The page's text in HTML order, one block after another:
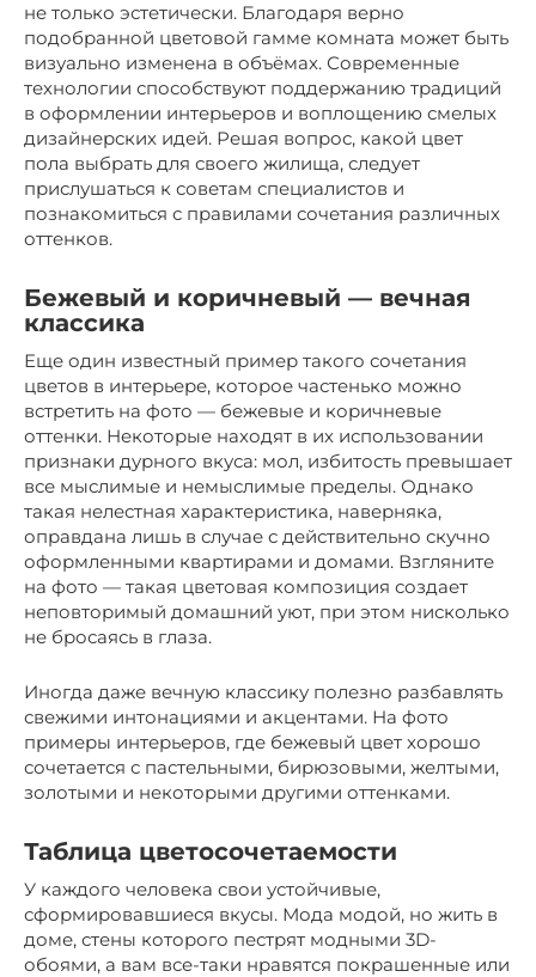
не только эстетически. Благодаря верно
подобранной цветовой гамме комната может быть
визуально изменена в объёмах. Современные
технологии способствуют поддержанию традиций
в оформлении интерьеров и воплощению смелых
дизайнерских идей. Решая вопрос, какой цвет
пола выбрать для своего жилища, следует
прислушаться к советам специалистов и
познакомиться с правилами сочетания различных
оттенков.
Бежевый и коричневый — вечная
классика
Еще один известный пример такого сочетания
цветов в интерьере, которое частенько можно
встретить на фото — бежевые и коричневые
оттенки. Некоторые находят в их использовании
признаки дурного вкуса: мол, избитость превышает
все мыслимые и немыслимые пределы. Однако
такая нелестная характеристика, наверняка,
оправдана лишь в случае с действительно скучно
оформленными квартирами и домами. Взгляните
на фото — такая цветовая композиция создает
неповторимый домашний уют, при этом нисколько
не бросаясь в глаза.
Иногда даже вечную классику полезно разбавлять
свежими интонациями и акцентами. На фото
примеры интерьеров, где бежевый цвет хорошо
сочетается с пастельными, бирюзовыми, желтыми,
золотыми и некоторыми другими оттенками.
Таблица цветосочетаемости
У каждого человека свои устойчивые,
сформировавшиеся вкусы. Мода модой, но жить в
доме, стены которого пестрят модными 3D-
обоями, а вам все-таки нравятся покрашенные или